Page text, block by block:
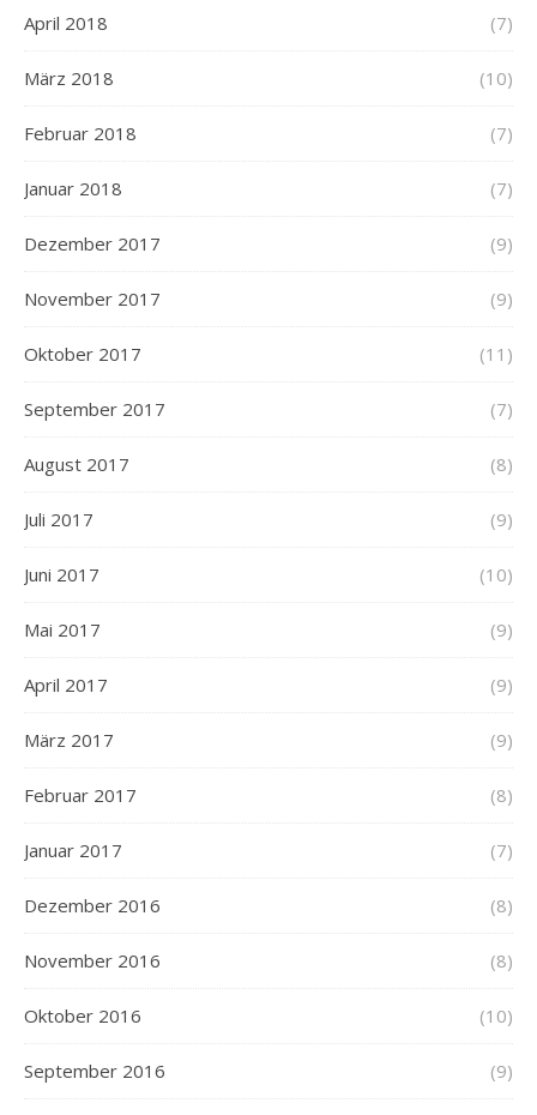
April 2018 (7)
März 2018 (10)
Februar 2018 (7)
Januar 2018 (7)
Dezember 2017 (9)
November 2017 (9)
Oktober 2017 (11)
September 2017 (7)
August 2017 (8)
Juli 2017 (9)
Juni 2017 (10)
Mai 2017 (9)
April 2017 (9)
März 2017 (9)
Februar 2017 (8)
Januar 2017 (7)
Dezember 2016 (8)
November 2016 (8)
Oktober 2016 (10)
September 2016 (9)